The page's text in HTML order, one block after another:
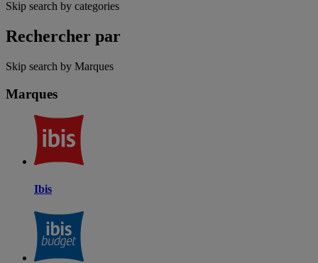
Skip search by categories
Rechercher par
Skip search by Marques
Marques
Ibis